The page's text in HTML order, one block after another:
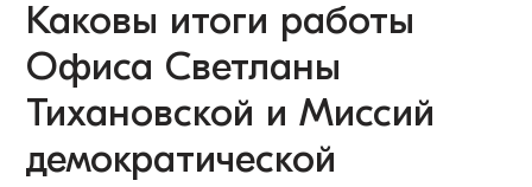
Каковы итоги работы
Офиса Светланы
Тихановской и Миссий
демократической